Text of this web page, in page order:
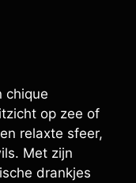
chique
op zee of
relaxte sfeer,
Met zijn
drankjes